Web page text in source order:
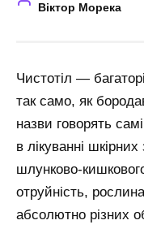
Віктор Морека
Чистотіл —
так само, як
назви говорять
в лікуванні
шлунково-
отруйність,
абсолютно різних